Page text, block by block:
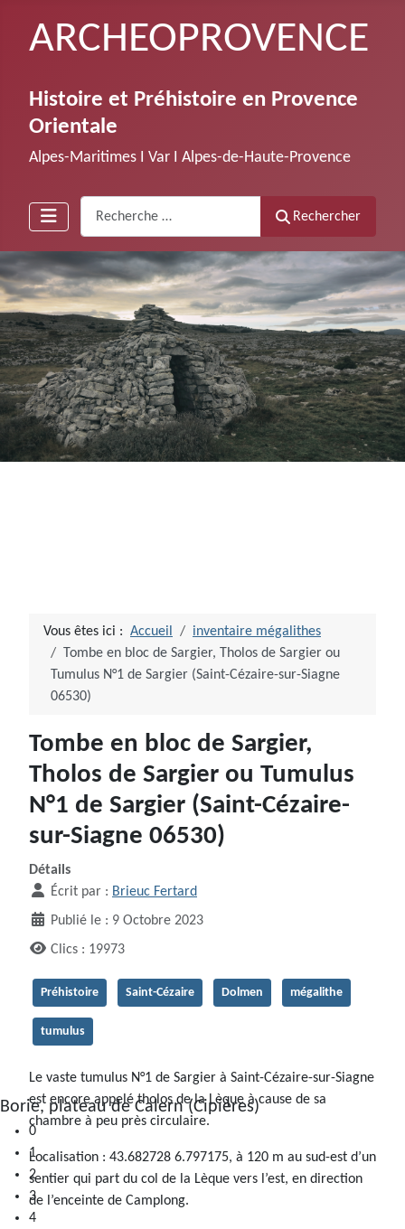
ARCHEOPROVENCE
Histoire et Préhistoire en Provence
Orientale
Alpes-Maritimes Ι Var Ι Alpes-de-Haute-Provence
Rechercher
0
1
2
3
4
Vous êtes ici : Accueil
inventaire mégalithes
Tombe en bloc de Sargier, Tholos de Sargier ou
Tumulus N°1 de Sargier (Saint-Cézaire-sur-Siagne
06530)
Tombe en bloc de Sargier,
Tholos de Sargier ou Tumulus
N°1 de Sargier (Saint-Cézaire-
sur-Siagne 06530)
Détails
Écrit par : Brieuc Fertard
Publié le : 9 Octobre 2023
Clics : 19973
Préhistoire Saint-Cézaire Dolmen mégalithe
tumulus
Le vaste tumulus N°1 de Sargier à Saint-Cézaire-sur-Siagne
est encore appelé tholos de la Lèque à cause de sa
chambre à peu près circulaire.
Localisation : 43.682728 6.797175, à 120 m au sud-est d’un
sentier qui part du col de la Lèque vers l’est, en direction
de l’enceinte de Camplong.